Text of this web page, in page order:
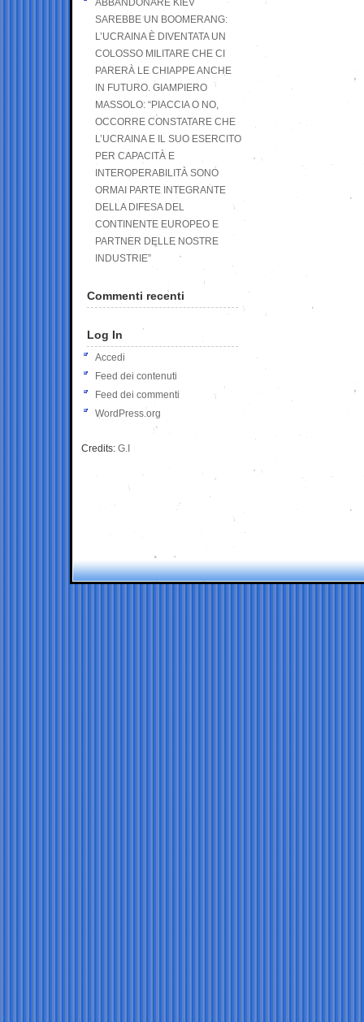
ABBANDONARE KIEV
SAREBBE UN BOOMERANG:
L’UCRAINA È DIVENTATA UN
COLOSSO MILITARE CHE CI
PARERÀ LE CHIAPPE ANCHE
IN FUTURO. GIAMPIERO
MASSOLO: “PIACCIA O NO,
OCCORRE CONSTATARE CHE
L’UCRAINA E IL SUO ESERCITO
PER CAPACITÀ E
INTEROPERABILITÀ SONO
ORMAI PARTE INTEGRANTE
DELLA DIFESA DEL
CONTINENTE EUROPEO E
PARTNER DELLE NOSTRE
INDUSTRIE”
Commenti recenti
Log In
Accedi
Feed dei contenuti
Feed dei commenti
WordPress.org
Credits: G.I